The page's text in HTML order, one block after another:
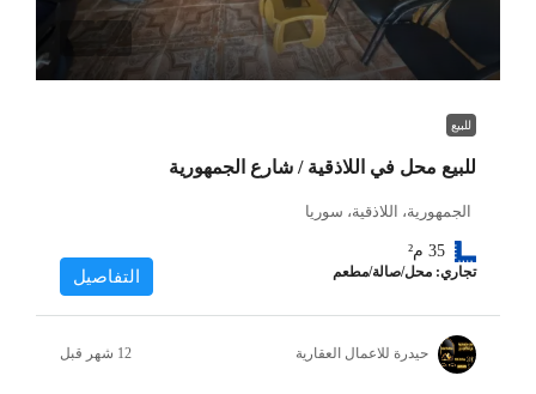
للبيع
للبيع محل في اللاذقية / شارع الجمهورية
الجمهورية، اللاذقية، سوريا
35 م²
تجاري: محل/صالة/مطعم التفاصيل
حيدرة للاعمال العقارية